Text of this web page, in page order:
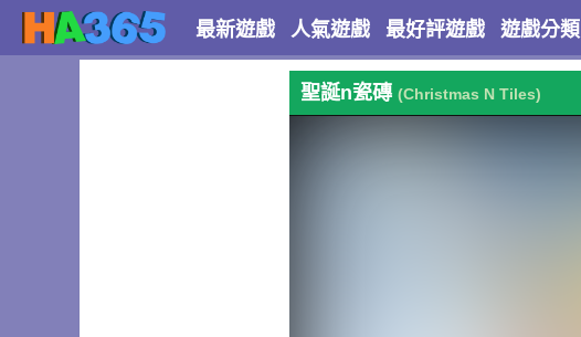
最新遊戲 人氣遊戲 最好評遊戲 遊戲分類
聖誕n瓷磚 (Christmas N Tiles)